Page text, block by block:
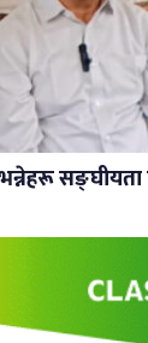
सङ्घीयता